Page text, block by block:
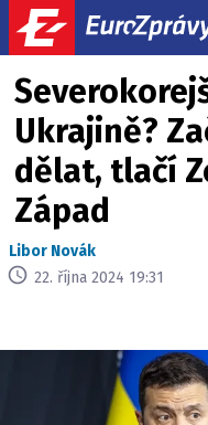
Ukrajině?
dělat, tlačí
Západ
Libor Novák
22. října 2024 19:31